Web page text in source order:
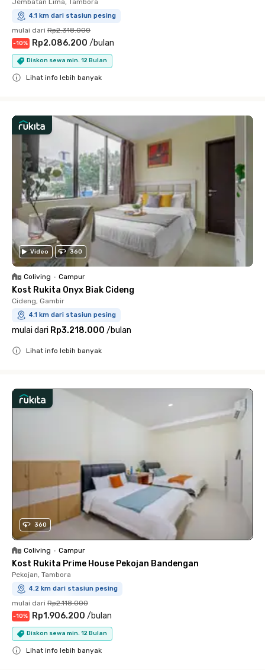
4.1 km dari stasiun pesing
mulai dari Rp2.318.000
-10% Rp2.086.200 /bulan
Diskon sewa min. 12 Bulan
Lihat info lebih banyak
Video 360
Coliving • Campur
Kost Rukita Onyx Biak Cideng
Cideng, Gambir
4.1 km dari stasiun pesing
mulai dari Rp3.218.000 /bulan
Lihat info lebih banyak
360
Coliving • Campur
Kost Rukita Prime House Pekojan Bandengan
Pekojan, Tambora
4.2 km dari stasiun pesing
mulai dari Rp2.118.000
-10% Rp1.906.200 /bulan
Diskon sewa min. 12 Bulan
Lihat info lebih banyak